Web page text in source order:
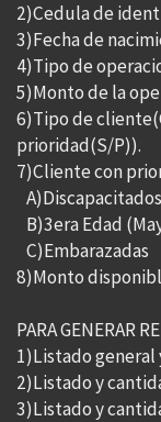
2)Cedula de
3)Fecha de
4)Tipo de
5)Monto de la
6)Tipo de
prioridad(S/P)).
7)Cliente con
A)Discapacitados
B)3era Edad
C)Embarazadas
8)Monto
PARA GENERAR
1)Listado
2)Listado y
3)Listado y